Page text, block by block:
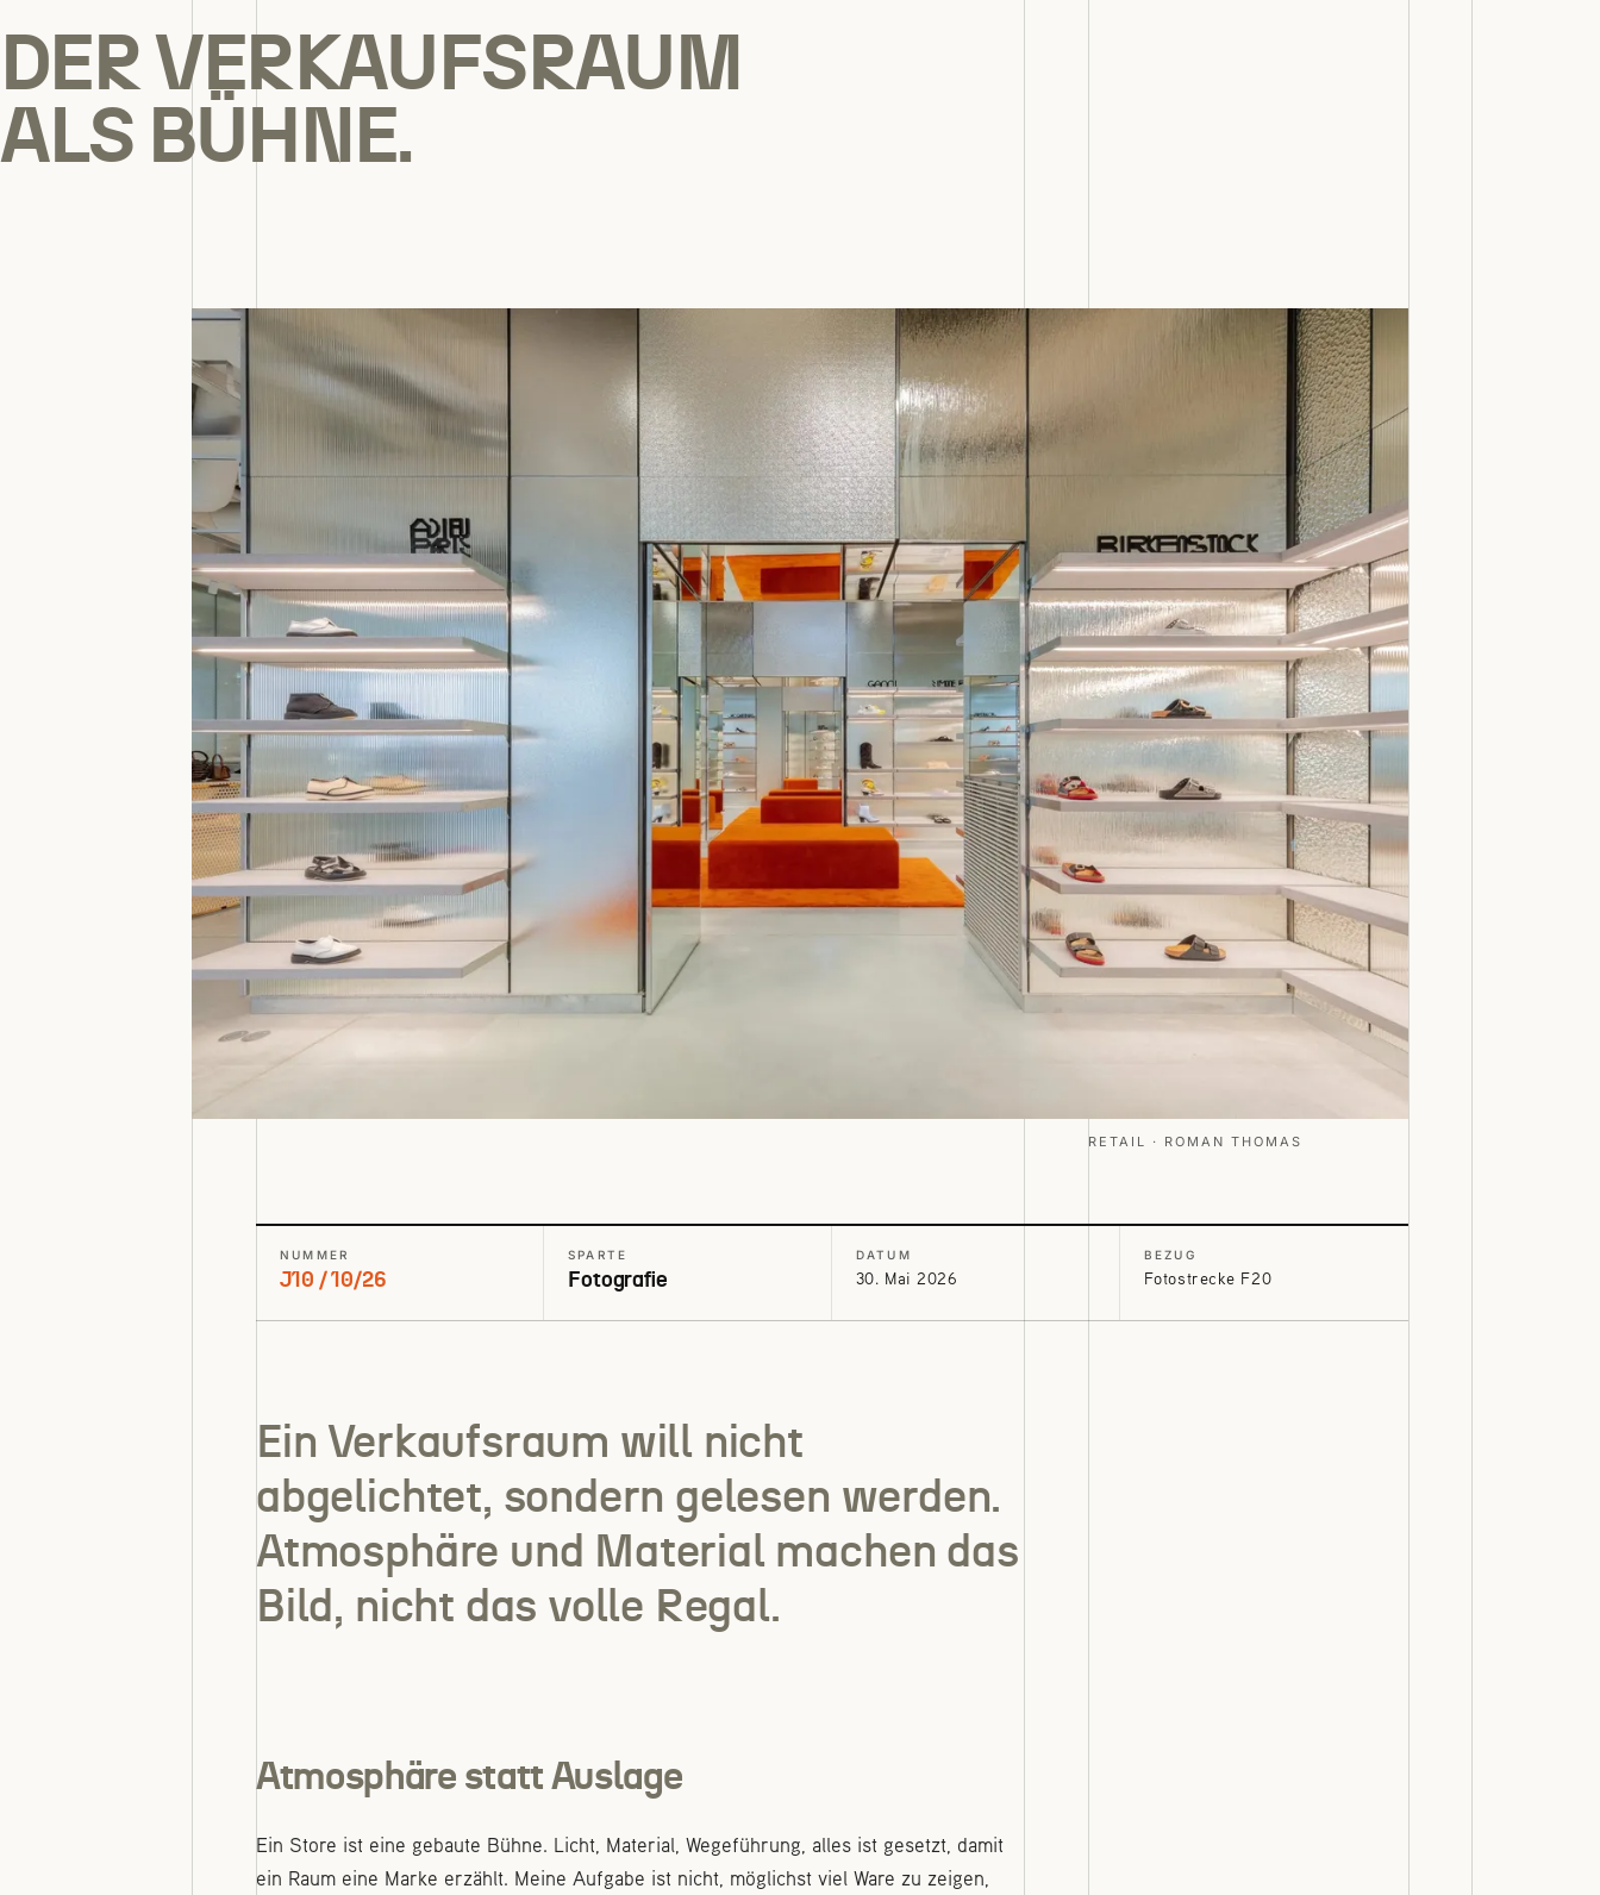
DER VERKAUFSRAUM
ALS BÜHNE.
RETAIL · ROMAN THOMAS
NUMMER
J10 / 10/26
SPARTE
Fotografie
DATUM
30. Mai 2026
BEZUG
Fotostrecke F20
Ein Verkaufsraum will nicht
abgelichtet, sondern gelesen werden.
Atmosphäre und Material machen das
Bild, nicht das volle Regal.
Atmosphäre statt Auslage
Ein Store ist eine gebaute Bühne. Licht, Material, Wegeführung, alles ist gesetzt, damit
ein Raum eine Marke erzählt. Meine Aufgabe ist nicht, möglichst viel Ware zu zeigen,